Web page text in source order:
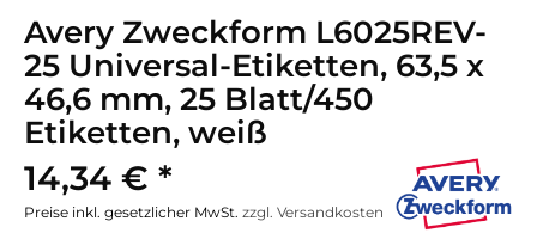
Avery Zweckform L6025REV-
25 Universal-Etiketten, 63,5 x
46,6 mm, 25 Blatt/450
Etiketten, weiß
14,34 € *
Preise inkl. gesetzlicher MwSt. zzgl. Versandkosten